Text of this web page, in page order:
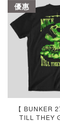
優惠
【 BUNKER
TILL THEY